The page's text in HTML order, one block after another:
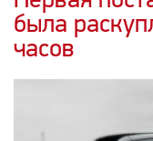
НОВОСТИ
была
часов